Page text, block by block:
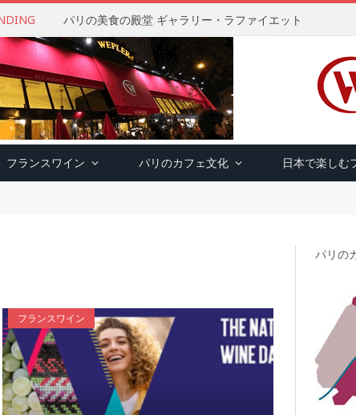
パリの美食の殿堂 ギャラリー・ラファイエット
フランスワイン パリのカフェ文化 日本で楽しむ
フランスワイン
パリの